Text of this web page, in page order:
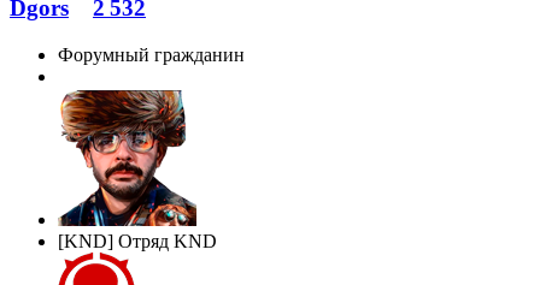
Dgors 2 532
Форумный гражданин
[KND] Отряд KND